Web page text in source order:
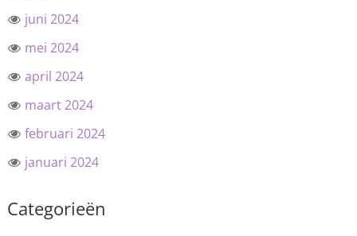
juni 2024
mei 2024
april 2024
maart 2024
februari 2024
januari 2024
Categorieën